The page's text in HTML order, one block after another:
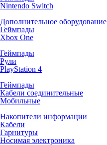
Nintendo Switch
Дополнительное оборудование
Геймпады
Xbox One
Геймпады
Рули
PlayStation 4
Геймпады
Кабели соединительные
Мобильные
Накопители информации
Кабели
Гарнитуры
Носимая электроника